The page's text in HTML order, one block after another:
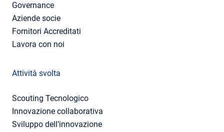
Governance
Aziende socie
Fornitori Accreditati
Lavora con noi
Attività svolta
Scouting Tecnologico
Innovazione collaborativa
Sviluppo dell’innovazione